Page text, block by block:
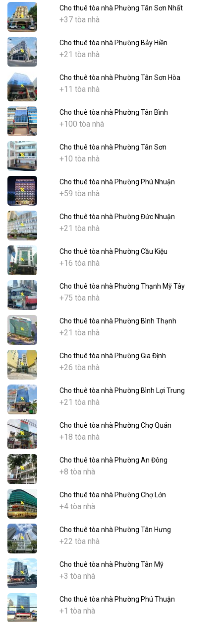
Cho thuê tòa nhà Phường Tân Sơn Nhất
+37 tòa nhà
Cho thuê tòa nhà Phường Bảy Hiền
+21 tòa nhà
Cho thuê tòa nhà Phường Tân Sơn Hòa
+11 tòa nhà
Cho thuê tòa nhà Phường Tân Bình
+100 tòa nhà
Cho thuê tòa nhà Phường Tân Sơn
+10 tòa nhà
Cho thuê tòa nhà Phường Phú Nhuận
+59 tòa nhà
Cho thuê tòa nhà Phường Đức Nhuận
+21 tòa nhà
Cho thuê tòa nhà Phường Cầu Kiệu
+16 tòa nhà
Cho thuê tòa nhà Phường Thạnh Mỹ Tây
+75 tòa nhà
Cho thuê tòa nhà Phường Bình Thạnh
+21 tòa nhà
Cho thuê tòa nhà Phường Gia Định
+26 tòa nhà
Cho thuê tòa nhà Phường Bình Lợi Trung
+21 tòa nhà
Cho thuê tòa nhà Phường Chợ Quán
+18 tòa nhà
Cho thuê tòa nhà Phường An Đông
+8 tòa nhà
Cho thuê tòa nhà Phường Chợ Lớn
+4 tòa nhà
Cho thuê tòa nhà Phường Tân Hưng
+22 tòa nhà
Cho thuê tòa nhà Phường Tân Mỹ
+3 tòa nhà
Cho thuê tòa nhà Phường Phú Thuận
+1 tòa nhà